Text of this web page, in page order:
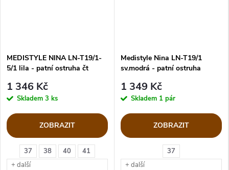
37 38 40
41
+ další
MEDISTYLE NINA LN-T19/1-
5/1 lila - patní ostruha čt
1 346 Kč
Skladem 3 ks
ZOBRAZIT
37
+ další
Medistyle Nina LN-T19/1
sv.modrá - patní ostruha
1 349 Kč
Skladem 1 pár
ZOBRAZIT